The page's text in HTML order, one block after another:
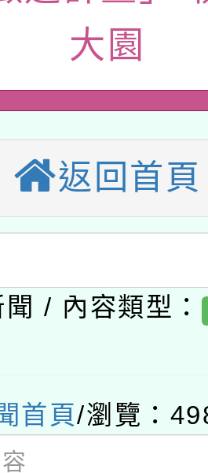
優單位及節水達
孔廟祈福系列
啟航」
園地景藝術
學年度第2次
果公告(無人
共學行動站研
推動專業研習
能─人工智慧
容與教學軟體
委員會函釋公
赴陸應申請許可
濟部水利署委託
單位及節水達
廟祈福系列
航」
園地景藝術
大園
返回首頁
/ 內容類型：
首頁/瀏覽：